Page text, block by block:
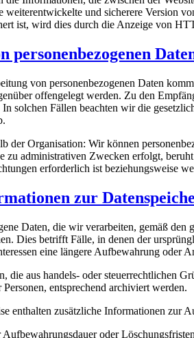
weiterentwickelte und sicherere Version
ist, wird dies durch die Anzeige von
personenbezogenen
von personenbezogenen Daten
offengelegt werden. Zu den
solchen Fällen beachten wir die
der Organisation: Wir können
zu administrativen Zwecken erfolgt,
erforderlich ist beziehungsweise
zur
Daten, die wir verarbeiten, gemäß
Dies betrifft Fälle, in denen der
eine längere Aufbewahrung oder
die aus handels- oder steuerrechtlichen
entsprechend archiviert werden.
enthalten zusätzliche Informationen zur
oder